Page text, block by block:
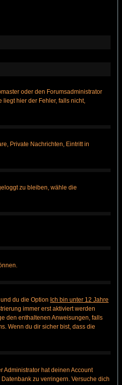
oder den Forumsadministrator
hier der Fehler, falls nicht,
Private Nachrichten, Eintritt in
zu bleiben, wähle die
du die Option Ich bin unter 12 Jahre
immer erst aktiviert werden
den enthaltenen Anweisungen, falls
Wenn du dir sicher bist, dass die
Administrator hat deinen Account
zu verringern. Versuche dich